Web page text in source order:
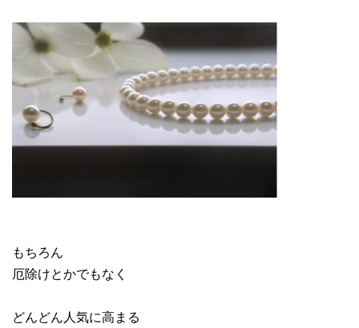
もちろん
厄除けとかでもなく
どんどん人気に高まる